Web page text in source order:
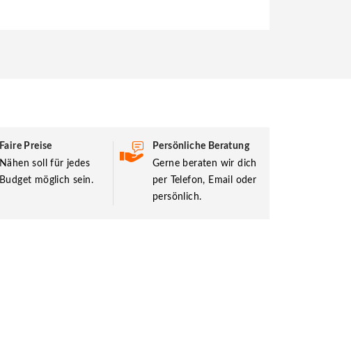
Faire Preise
Nähen soll für jedes
Budget möglich sein.
Persönliche Beratung
Gerne beraten wir dich
per Telefon, Email oder
persönlich.